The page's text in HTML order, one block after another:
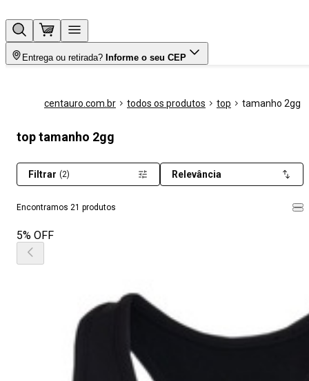
Entrega ou retirada? Informe o seu CEP
centauro.com.br todos os produtos top tamanho 2gg
top tamanho 2gg
Encontramos 21 produtos
Filtrar (2) Relevância
5% OFF